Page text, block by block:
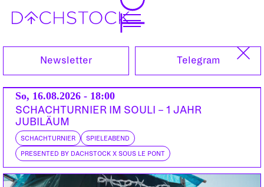
Sa, 14.09.2019
Newsletter Telegram
So, 16.08.2026 - 18:00
SCHACHTURNIER IM SOULI – 1 JAHR
JUBILÄUM
SCHACHTURNIER SPIELEABEND
PRESENTED BY DACHSTOCK X SOUS LE PONT